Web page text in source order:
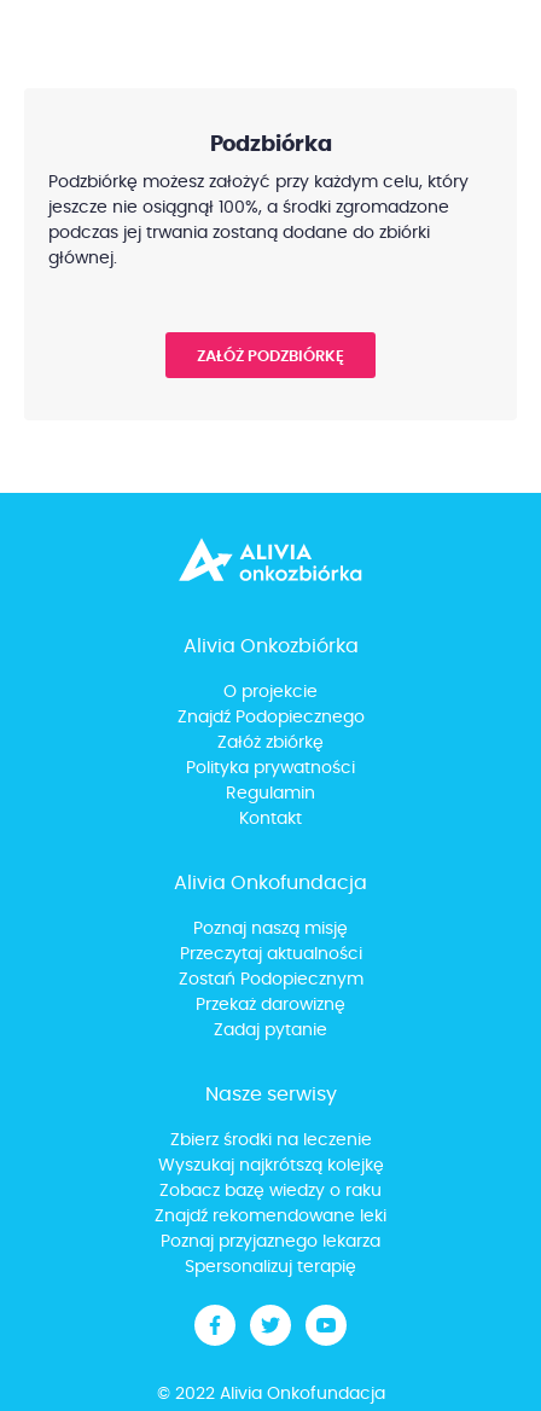
Podzbiórka
Podzbiórkę możesz założyć przy każdym celu, który
jeszcze nie osiągnął 100%, a środki zgromadzone
podczas jej trwania zostaną dodane do zbiórki
głównej.
ZAŁÓŻ PODZBIÓRKĘ
Alivia Onkozbiórka
O projekcie
Znajdź Podopiecznego
Załóż zbiórkę
Polityka prywatności
Regulamin
Kontakt
Alivia Onkofundacja
Poznaj naszą misję
Przeczytaj aktualności
Zostań Podopiecznym
Przekaż darowiznę
Zadaj pytanie
Nasze serwisy
Zbierz środki na leczenie
Wyszukaj najkrótszą kolejkę
Zobacz bazę wiedzy o raku
Znajdź rekomendowane leki
Poznaj przyjaznego lekarza
Spersonalizuj terapię
© 2022 Alivia Onkofundacja